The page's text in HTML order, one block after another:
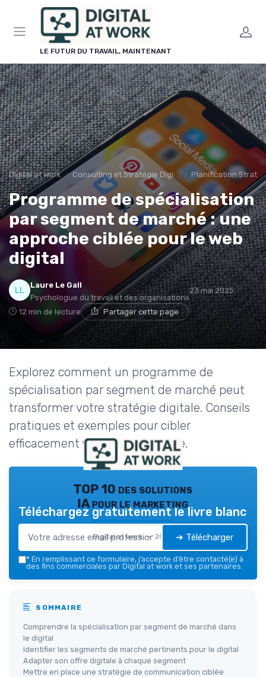
LE FUTUR DU TRAVAIL, MAINTENANT
Digital at work Consulting et Stratégie Digitale Planification
Programme de spécialisation
par segment de marché : une
approche ciblée pour le web
digital
Laure Le Gall
Psychologue du travail et des organisations
23 mai 2025
12 min de lecture Partager cette page
Explorez comment un programme de
spécialisation par segment de marché peut
transformer votre stratégie digitale. Conseils
pratiques et exemples pour cibler
efficacement vos clients en ligne.
TOP 10 des solutions
IA pour le marketing
Digital at work — 2026
Téléchargez gratuitement le livre blanc
➔ Télécharger
* En remplissant ce formulaire, j’accepte d’être contacté(e) à
des fins commerciales par Digital at work et ses partenaires.
SOMMAIRE
Comprendre la spécialisation par segment de marché dans
le digital
Identifier les segments de marché pertinents pour le digital
Adapter son offre digitale à chaque segment
Mettre en place une stratégie de communication ciblée
Panneau de gestion des cookies